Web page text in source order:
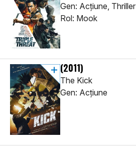
Gen: Acţiune, Thriller
Rol: Mook
(2011)
The Kick
Gen: Acţiune